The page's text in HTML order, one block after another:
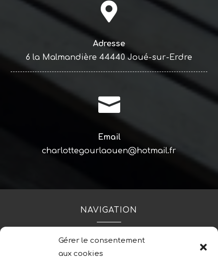
Gérer le consentement
aux cookies

Adresse
6 la Malmandière 44440 Joué-sur-Erdre

Email
charlottegourlaouen@hotmail.fr
NAVIGATION
Accueil Contact
Mentions légales
Secteurs